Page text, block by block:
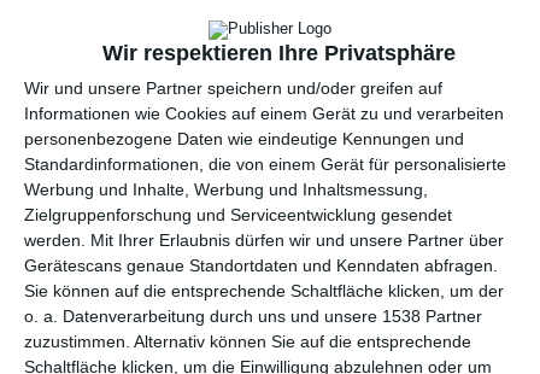
Wir respektieren Ihre Privatsphäre
Wir und unsere Partner speichern und/oder greifen auf
Informationen wie Cookies auf einem Gerät zu und verarbeiten
personenbezogene Daten wie eindeutige Kennungen und
Standardinformationen, die von einem Gerät für personalisierte
Werbung und Inhalte, Werbung und Inhaltsmessung,
Zielgruppenforschung und Serviceentwicklung gesendet
werden. Mit Ihrer Erlaubnis dürfen wir und unsere Partner über
Gerätescans genaue Standortdaten und Kenndaten abfragen.
Sie können auf die entsprechende Schaltfläche klicken, um der
o. a. Datenverarbeitung durch uns und unsere 1538 Partner
zuzustimmen. Alternativ können Sie auf die entsprechende
Schaltfläche klicken, um die Einwilligung abzulehnen oder um
Badezimmer mit
Trennwand
Zu den Favoriten hinzufügen
Stilvolles Bad in
Schwarz und Weiß